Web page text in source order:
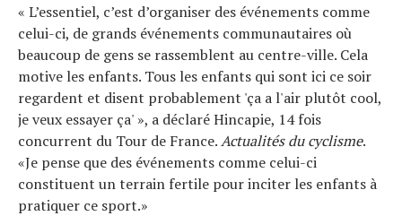
« L’essentiel, c’est d’organiser des événements comme
celui-ci, de grands événements communautaires où
beaucoup de gens se rassemblent au centre-ville. Cela
motive les enfants. Tous les enfants qui sont ici ce soir
regardent et disent probablement 'ça a l'air plutôt cool,
je veux essayer ça' », a déclaré Hincapie, 14 fois
concurrent du Tour de France.Actualités du cyclisme.
«Je pense que des événements comme celui-ci
constituent un terrain fertile pour inciter les enfants à
pratiquer ce sport.»